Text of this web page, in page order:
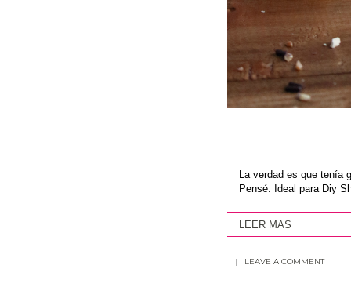
La verdad es que tenía
Pensé: Ideal para Diy
LEER MAS
| | LEAVE A COMMENT